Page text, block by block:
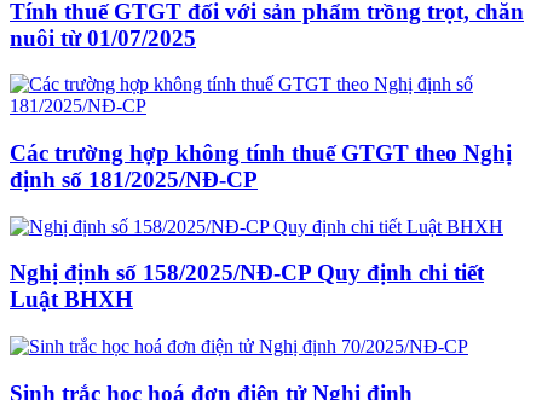
Tính thuế GTGT đối với sản phẩm trồng trọt, chăn
nuôi từ 01/07/2025
Các trường hợp không tính thuế GTGT theo Nghị
định số 181/2025/NĐ-CP
Nghị định số 158/2025/NĐ-CP Quy định chi tiết
Luật BHXH
Sinh trắc học hoá đơn điện tử Nghị định